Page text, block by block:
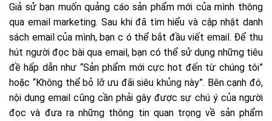
Giả sử bạn muốn quảng cáo sản phẩm mới của mình thông
qua email marketing. Sau khi đã tìm hiểu và cập nhật danh
sách email của mình, bạn c ó thể bắt đầu viết email. Để thu
hút người đọc bài qua email, bạn có thể sử dụng những tiêu
đề hấp dẫn như “Sản phẩm mới cực hot đến từ chúng tôi”
hoặc “Không thể bỏ lỡ ưu đãi siêu khủng này”. Bên cạnh đó,
nội dung email cũng cần phải gây được sự chú ý của người
đọc và đưa ra những thông tin quan trọng về sản phẩm